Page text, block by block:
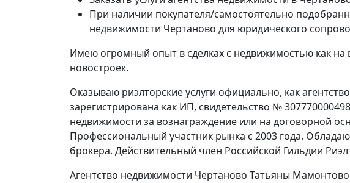
При наличии покупателя/самостоятельно
недвижимости Чертаново для юридического
Имею огромный опыт в сделках с недвижимостью как на
новостроек.
Оказываю риэлторские услуги официально, как
зарегистрирована как ИП, свидетельство №
недвижимости за вознаграждение или на договорной
Профессиональный участник рынка с 2003 года.
брокера. Действительный член Российской Гильдии
Агентство недвижимости Чертаново Татьяны